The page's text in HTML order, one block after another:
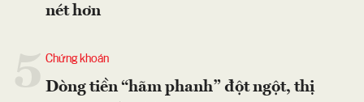
nét hơn
Chứng khoán
Dòng tiền “hãm phanh” đột ngột, thị